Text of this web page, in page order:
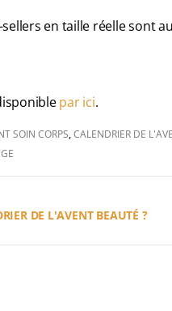
en taille réelle sont
par ici.
SOIN CORPS,CALENDRIER DE
DE L'AVENT BEAUTÉ ?